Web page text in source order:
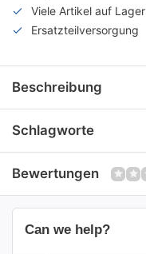
Viele Artikel auf Lager
Ersatzteilversorgung
Beschreibung
Schlagworte
Bewertungen
Can we help?